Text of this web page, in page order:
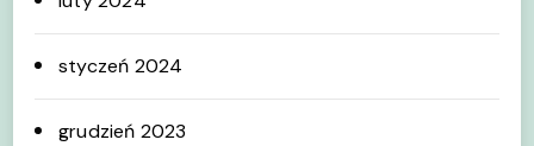
styczeń 2024
grudzień 2023